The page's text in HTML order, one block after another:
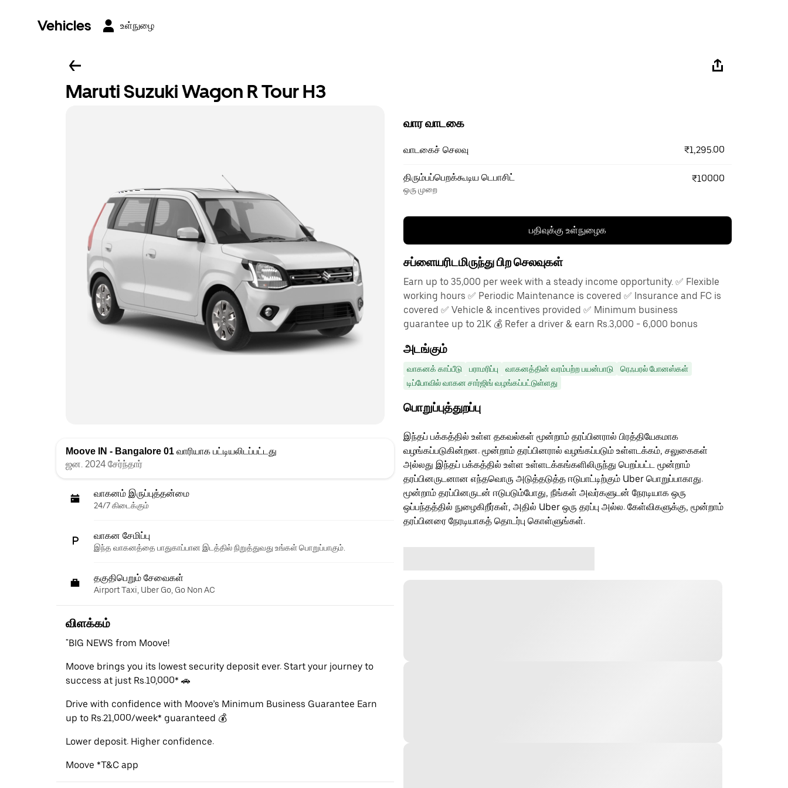
Vehicles உள்நுழை
Maruti Suzuki Wagon R Tour H3
Moove IN - Bangalore 01 வாரியாக பட்டியலிடப்பட்டது
ஜன. 2024 சேர்ந்தார்
வாகனம் இருப்புத்தன்மை
24/7 கிடைக்கும்
வாகன சேமிப்பு
இந்த வாகனத்தை பாதுகாப்பான இடத்தில் நிறுத்துவது உங்கள் பொறுப்பாகும்.
தகுதிபெறும் சேவைகள்
Airport Taxi, Uber Go, Go Non AC
விளக்கம்
"BIG NEWS from Moove!
Moove brings you its lowest security deposit ever. Start your journey to
success at just Rs.10,000* 🚗
Drive with confidence with Moove’s Minimum Business Guarantee Earn
up to Rs.21,000/week* guaranteed 💰
Lower deposit. Higher confidence.
Moove *T&C app
வார வாடகை
வாடகைச் செலவு ₹1,295.00
திரும்பப்பெறக்கூடிய டெபாசிட்
ஒரு முறை
₹10000
பதிவுக்கு உள்நுழைக
சப்ளையரிடமிருந்து பிற செலவுகள்
Earn up to 35,000 per week with a steady income opportunity. ✅ Flexible
working hours ✅ Periodic Maintenance is covered ✅ Insurance and FC is
covered ✅ Vehicle & incentives provided ✅ Minimum business
guarantee up to 21K 💰 Refer a driver & earn Rs.3,000 - 6,000 bonus
அடங்கும்
வாகனக் காப்பீடு பராமரிப்பு வாகனத்தின் வரம்பற்ற பயன்பாடு
ரெஃபரல் போனஸ்கள்
டிப்போவில் வாகன சார்ஜிங் வழங்கப்பட்டுள்ளது
பொறுப்புத்துறப்பு
இந்தப் பக்கத்தில் உள்ள தகவல்கள் மூன்றாம் தரப்பினரால் பிரத்தியேகமாக
வழங்கப்படுகின்றன. மூன்றாம் தரப்பினரால் வழங்கப்படும் உள்ளடக்கம், சலுகைகள்
அல்லது இந்தப் பக்கத்தில் உள்ள உள்ளடக்கங்களிலிருந்து பெறப்பட்ட மூன்றாம்
தரப்பினருடனான எந்தவொரு அடுத்தடுத்த ஈடுபாட்டிற்கும் Uber பொறுப்பாகாது.
மூன்றாம் தரப்பினருடன் ஈடுபடும்போது, நீங்கள் அவர்களுடன் நேரடியாக ஒரு
ஒப்பந்தத்தில் நுழைகிறீர்கள், அதில் Uber ஒரு தரப்பு அல்ல. கேள்விகளுக்கு, மூன்றாம்
தரப்பினரை நேரடியாகத் தொடர்பு கொள்ளுங்கள்.